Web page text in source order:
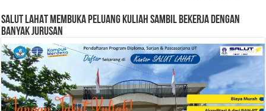
SALUT LAHAT MEMBUKA PELUANG KULIAH SAMBIL BEKERJA DENGAN
BANYAK JURUSAN